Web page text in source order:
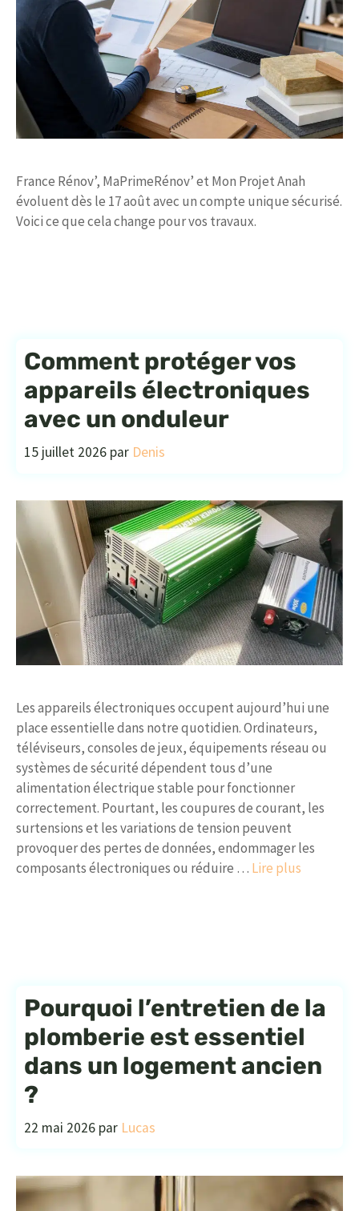
France Rénov’, MaPrimeRénov’ et Mon Projet Anah
évoluent dès le 17 août avec un compte unique sécurisé.
Voici ce que cela change pour vos travaux.
Comment protéger vos
appareils électroniques
avec un onduleur
15 juillet 2026 par Denis
Les appareils électroniques occupent aujourd’hui une
place essentielle dans notre quotidien. Ordinateurs,
téléviseurs, consoles de jeux, équipements réseau ou
systèmes de sécurité dépendent tous d’une
alimentation électrique stable pour fonctionner
correctement. Pourtant, les coupures de courant, les
surtensions et les variations de tension peuvent
provoquer des pertes de données, endommager les
composants électroniques ou réduire … Lire plus
Pourquoi l’entretien de la
plomberie est essentiel
dans un logement ancien
?
22 mai 2026 par Lucas